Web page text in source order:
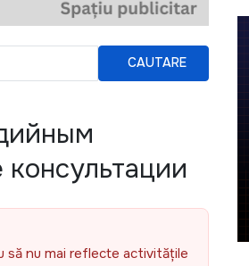
CAUTARE
să nu mai reflecte activitățile